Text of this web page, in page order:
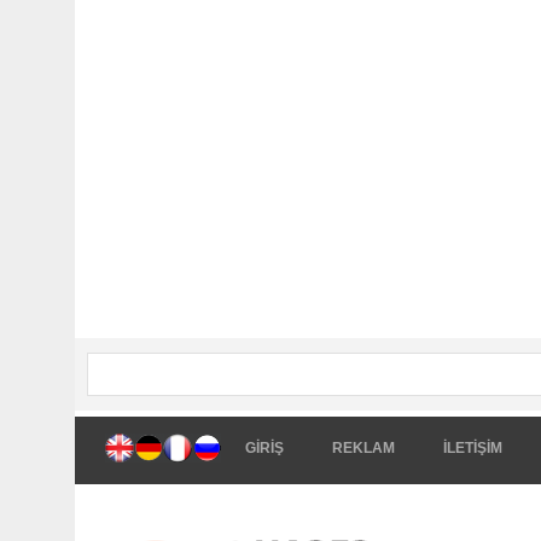
GİRİŞ REKLAM İLETİŞİM